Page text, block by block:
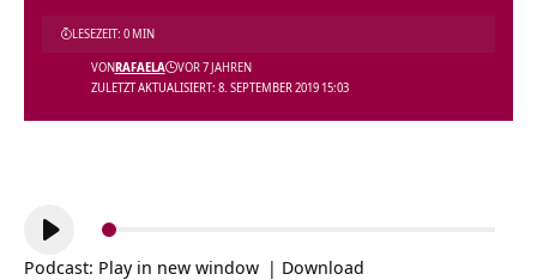
ZULETZT AKTUALISIERT: 8. SEPTEMBER 2019 15:03
VONRAFAELA VOR 7 JAHREN
LESEZEIT: 0 MIN
Audio-
Player
Podcast: Play in new window | Download